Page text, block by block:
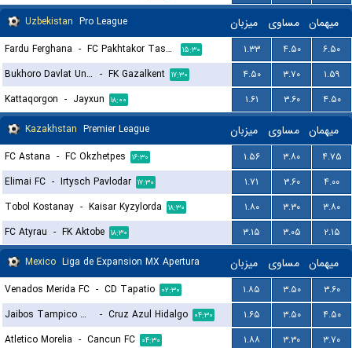
Uzbekistan Pro League میزبان مساوی میهمان
Fardu Ferghana - FC Pakhtakor Tashkent II ۱۵:۳۰ ۱.۳۳ ۴.۵۰
۶.۵۰
Bukhoro Davlat Universiteti - FK Gazalkent ۱۷:۳۰ ۴.۵۰ ۳.۷۰
۱.۵۹
Kattaqorgon - Jayxun ۱۸:۰۰ ۱.۶۱ ۳.۶۰
۴.۵۰
Kazakhstan Premier League میزبان مساوی میهمان
FC Astana - FC Okzhetpes ۱۶:۳۰ ۱.۵۶ ۳.۸۰
۴.۷۵
Elimai FC - Irtysch Pavlodar ۱۷:۳۰ ۱.۷۱ ۳.۶۰
۴.۰۰
Tobol Kostanay - Kaisar Kyzylorda ۱۸:۳۰ ۱.۸۰ ۳.۳۰
۳.۸۰
FC Atyrau - FK Aktobe ۱۸:۳۰ ۳.۱۵ ۳.۰۵
۲.۱۵
Mexico Liga de Expansion MX Apertura میزبان مساوی میهمان
Venados Merida FC - CD Tapatio ۰۲:۳۰ ۱.۸۵ ۳.۵۰
۳.۶۰
Jaibos Tampico Madero
- Cruz Azul Hidalgo ۰۴:۳۰ ۱.۶۵ ۳.۵۰
۴.۵۰
Atletico Morelia - Cancun FC ۰۴:۳۰ ۱.۸۸ ۳.۳۰
۳.۷۰